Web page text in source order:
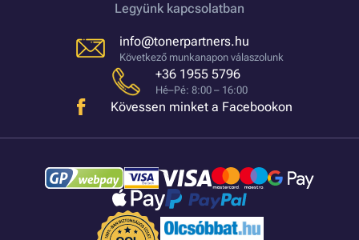
Legyünk kapcsolatban
info@tonerpartners.hu
Következő munkanapon válaszolunk
+36 1955 5796
Hé–Pé: 8:00 – 16:00
Kövessen minket a Facebookon